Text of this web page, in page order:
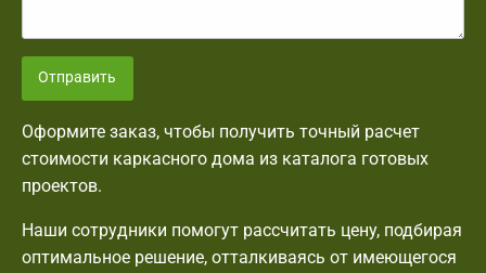
Отправить
Оформите заказ, чтобы получить точный расчет
стоимости каркасного дома из каталога готовых
проектов.
Наши сотрудники помогут рассчитать цену, подбирая
оптимальное решение, отталкиваясь от имеющегося